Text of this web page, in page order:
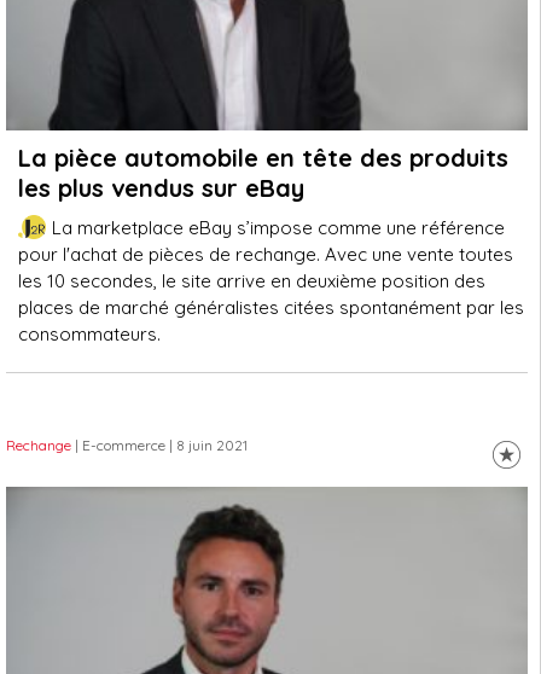
La pièce automobile en tête des produits
les plus vendus sur eBay
La marketplace eBay s’impose comme une référence
pour l'achat de pièces de rechange. Avec une vente toutes
les 10 secondes, le site arrive en deuxième position des
places de marché généralistes citées spontanément par les
consommateurs.
Rechange | E-commerce | 8 juin 2021